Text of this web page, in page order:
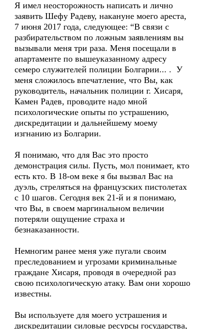
Я имел неосторожность написать и лично
заявить Шефу Радеву, накануне моего ареста,
7 июня 2017 года, следующее: “В связи с
разбирательством по ложным заявлениям вы
вызывали меня три раза. Меня посещали в
апартаменте по вышеуказанному адресу
семеро служителей полиции Болгарии... . У
меня сложилось впечатление, что Вы, как
руководитель, начальник полиции г. Хисаря,
Камен Радев, проводите надо мной
психологические опыты по устрашению,
дискредитации и дальнейшему моему
изгнанию из Болгарии.
Я понимаю, что для Вас это просто
демонстрация силы. Пусть, мол понимает, кто
есть кто. В 18-ом веке я бы вызвал Вас на
дуэль, стреляться на французских пистолетах
с 10 шагов. Сегодня век 21-й и я понимаю,
что Вы, в своем маргинальном величии
потеряли ощущение страха и
безнаказанности.
Немногим ранее меня уже пугали своим
преследованием и угрозами криминальные
граждане Хисаря, проводя в очередной раз
свою психологическую атаку. Вам они хорошо
известны.
Вы используете для моего устрашения и
дискредитации силовые ресурсы государства,